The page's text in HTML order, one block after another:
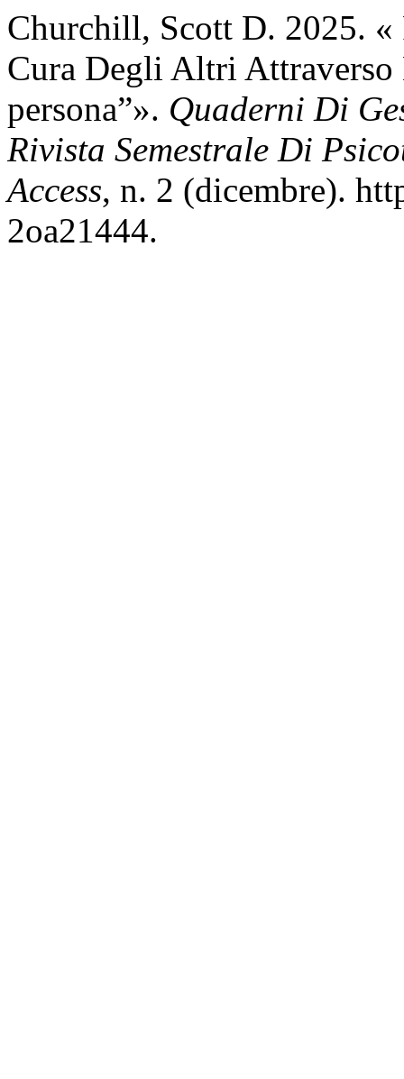
Churchill, Scott D. 2025. «
Cura Degli Altri Attraverso
persona”». Quaderni Di
Rivista Semestrale Di
Access, n. 2 (dicembre).
2oa21444.